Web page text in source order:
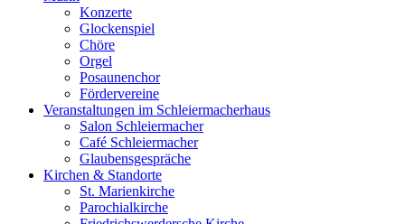
Konzerte
Glockenspiel
Chöre
Orgel
Posaunenchor
Fördervereine
Veranstaltungen im Schleiermacherhaus
Salon Schleiermacher
Café Schleiermacher
Glaubensgespräche
Kirchen & Standorte
St. Marienkirche
Parochialkirche